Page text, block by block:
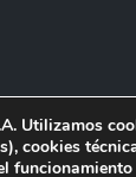
Utilizamos
cookies